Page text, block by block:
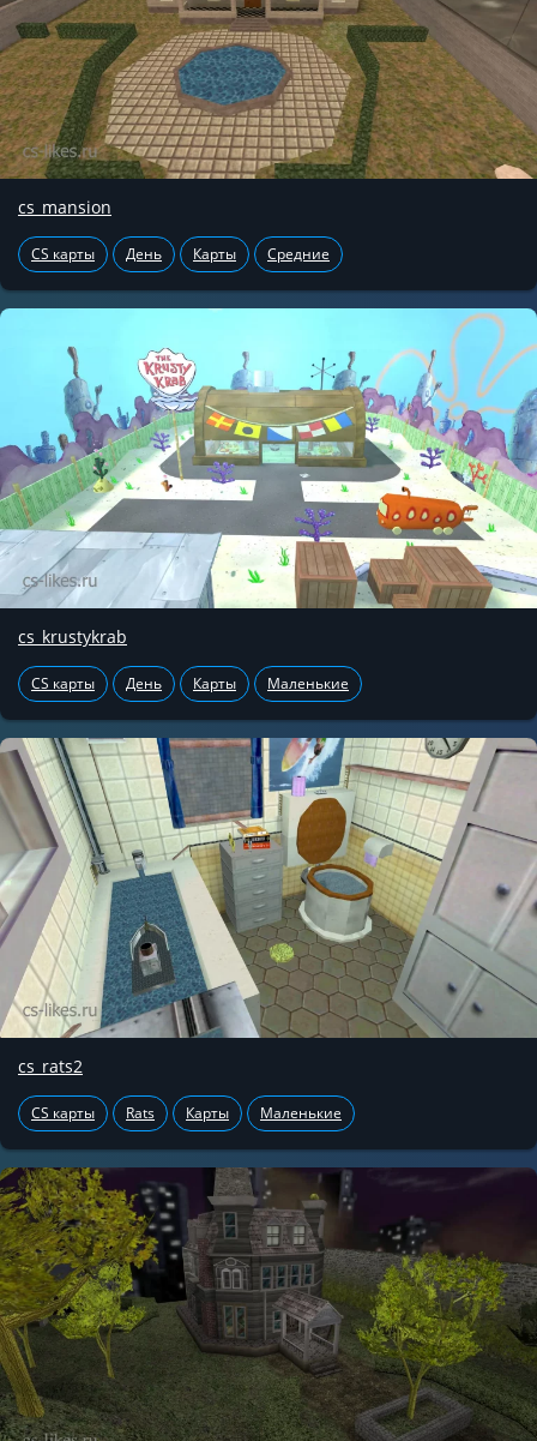
cs_mansion
CS карты День Карты Средние
cs_krustykrab
CS карты День Карты Маленькие
cs_rats2
CS карты Rats Карты Маленькие